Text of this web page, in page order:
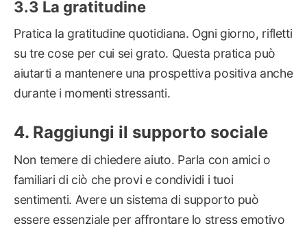
La gratitudine
Pratica la gratitudine quotidiana. Ogni giorno, rifletti
su tre cose per cui sei grato. Questa pratica può
aiutarti a mantenere una prospettiva positiva anche
durante i momenti stressanti.
Raggiungi il supporto sociale
Non temere di chiedere aiuto. Parla con amici o
familiari di ciò che provi e condividi i tuoi
sentimenti. Avere un sistema di supporto può
essere essenziale per affrontare lo stress emotivo